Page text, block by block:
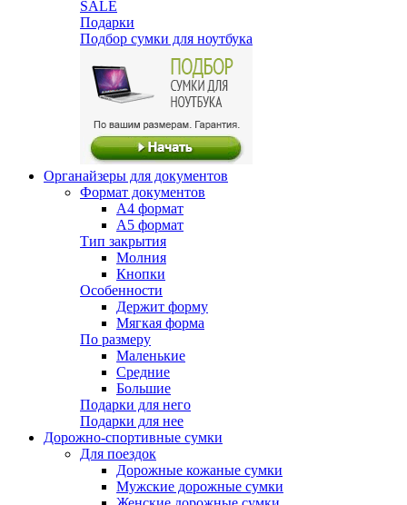
SALE
Подарки
Подбор сумки для ноутбука
Органайзеры для документов
Формат документов
А4 формат
А5 формат
Тип закрытия
Молния
Кнопки
Особенности
Держит форму
Мягкая форма
По размеру
Маленькие
Средние
Большие
Подарки для него
Подарки для нее
Дорожно-спортивные сумки
Для поездок
Дорожные кожаные сумки
Мужские дорожные сумки